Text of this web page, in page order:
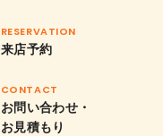
RESERVATION
来店予約
CONTACT
お問い合わせ・
お見積もり